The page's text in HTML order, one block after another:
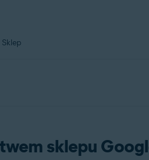
Sklep
sklepu